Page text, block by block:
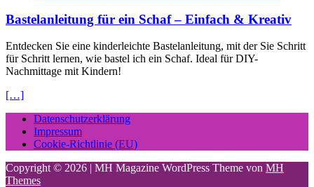
Bastelanleitung für ein Schaf – Einfach & Kreativ
Entdecken Sie eine kinderleichte Bastelanleitung, mit der Sie Schritt
für Schritt lernen, wie bastel ich ein Schaf. Ideal für DIY-
Nachmittage mit Kindern!
[…]
Datenschutzerklärung
Impressum
Cookie-Richtlinie (EU)
Copyright © 2026 | MH Magazine WordPress Theme von MH
Themes